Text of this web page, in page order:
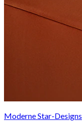
Moderne Star-Designs